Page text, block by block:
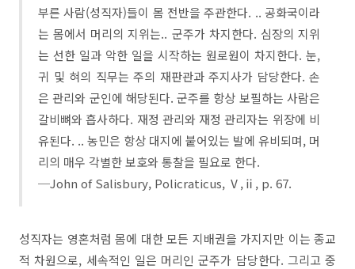
부른 사람(성직자)들이 몸 전반을 주관한다. .. 공화국이라
는 몸에서 머리의 지위는.. 군주가 차지한다. 심장의 지위
는 선한 일과 악한 일을 시작하는 원로원이 차지한다. 눈,
귀 및 혀의 직무는 주의 재판관과 주지사가 담당한다. 손
은 관리와 군인에 해당된다. 군주를 항상 보필하는 사람은
갈비뼈와 흡사하다. 재정 관리와 재정 관리자는 위장에 비
유된다. .. 농민은 항상 대지에 붙어있는 발에 유비되며, 머
리의 매우 각별한 보호와 통찰을 필요로 한다.
─John of Salisbury, Policraticus, Ⅴ,ⅱ, p. 67.
​성직자는 영혼처럼 몸에 대한 모든 지배권을 가지지만 이는 종교
적 차원으로, 세속적인 일은 머리인 군주가 담당한다. 그리고 중